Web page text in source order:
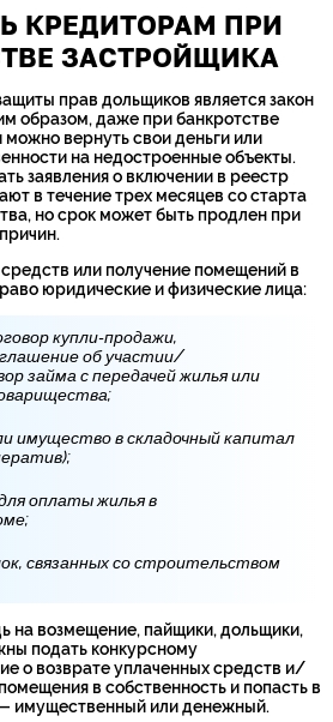
КРЕДИТОРАМ ПРИ
ЗАСТРОЙЩИКА
прав дольщиков является закон
образом, даже при банкротстве
вернуть свои деньги или
на недостроенные объекты.
заявления о включении в реестр
в течение трех месяцев со старта
но срок может быть продлен при
или получение помещений в
юридические и физические лица:
купли‑продажи,
об участии/
займа с передачей жилья или
имущество в складочный капитал
оплаты жилья в
связанных со строительством
на возмещение, пайщики, дольщики,
подать конкурсному
о возврате уплаченных средств и/
в собственность и попасть в
имущественный или денежный.